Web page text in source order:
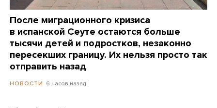
После миграционного кризиса
в испанской Сеуте остаются больше
тысячи детей и подростков, незаконно
пересекших границу. Их нельзя просто так
отправить назад
НОВОСТИ 6 часов назад